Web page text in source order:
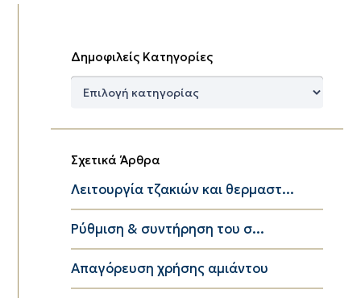
Δημοφιλείς Κατηγορίες
Δημοφιλείς
Σχετικά Άρθρα
Λειτουργία τζακιών και θερμαστ...
Ρύθμιση & συντήρηση του σ...
Απαγόρευση χρήσης αμιάντου